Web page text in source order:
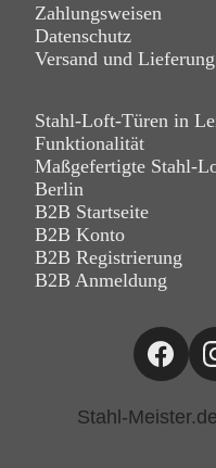
Zahlungsweisen
Datenschutz
Versand und Lieferung
Stahl-Loft-Türen in
Funktionalität
Maßgefertigte Stahl-
Berlin
B2B Startseite
B2B Konto
B2B Registrierung
B2B Anmeldung
Stahl-Meister.de